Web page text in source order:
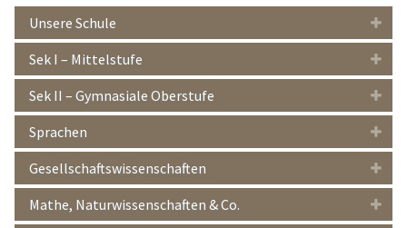
Unsere Schule
Sek I – Mittelstufe
Sek II – Gymnasiale Oberstufe
Sprachen
Gesellschaftswissenschaften
Mathe, Naturwissenschaften & Co.